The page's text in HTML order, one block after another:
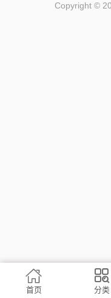
Copyright ©

首页

分类